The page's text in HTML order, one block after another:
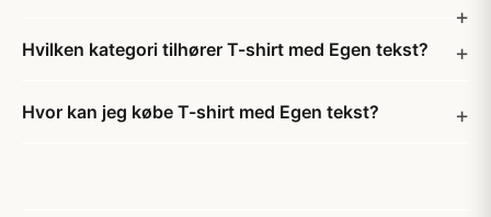
Hvilken kategori tilhører T-shirt med Egen tekst?
Hvor kan jeg købe T-shirt med Egen tekst?